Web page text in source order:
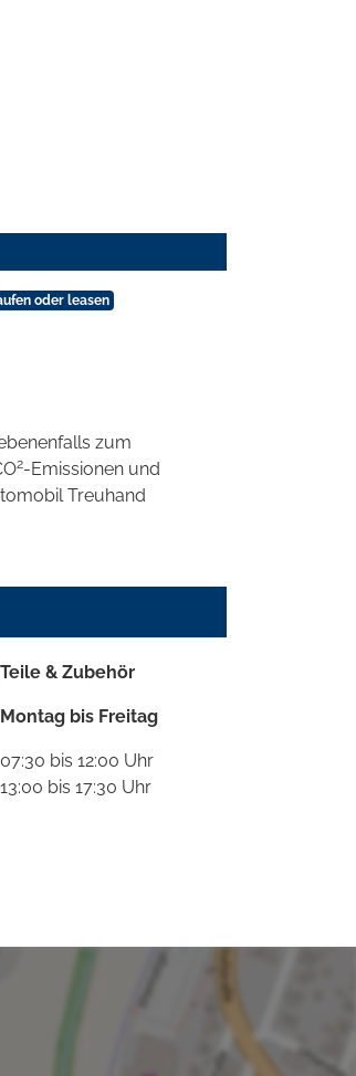
oder leasen
zum
2-Emissionen und
Treuhand
Teile & Zubehör
Montag bis Freitag
07:30 bis 12:00 Uhr
13:00 bis 17:30 Uhr